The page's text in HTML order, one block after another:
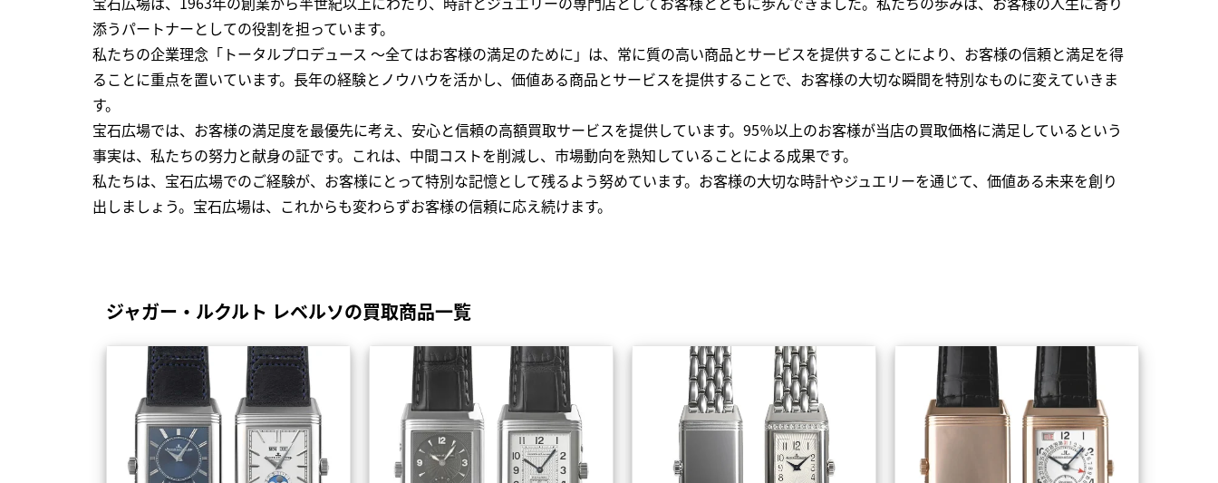
添うパートナーとしての役割を担っています。
私たちの企業理念「トータルプロデュース ～全てはお客様の満足のために」は、常に質の高い商品とサービスを提供することにより、お客様の信頼と満足を得
ることに重点を置いています。長年の経験とノウハウを活かし、価値ある商品とサービスを提供することで、お客様の大切な瞬間を特別なものに変えていきま
す。
宝石広場では、お客様の満足度を最優先に考え、安心と信頼の高額買取サービスを提供しています。95％以上のお客様が当店の買取価格に満足しているという
事実は、私たちの努力と献身の証です。これは、中間コストを削減し、市場動向を熟知していることによる成果です。
私たちは、宝石広場でのご経験が、お客様にとって特別な記憶として残るよう努めています。お客様の大切な時計やジュエリーを通じて、価値ある未来を創り
出しましょう。宝石広場は、これからも変わらずお客様の信頼に応え続けます。
ジャガー・ルクルト レベルソの買取商品一覧